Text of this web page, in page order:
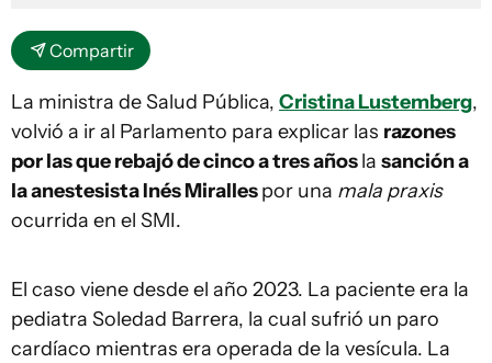
Compartir
La ministra de Salud Pública, Cristina Lustemberg,
volvió a ir al Parlamento para explicar las razones
por las que rebajó de cinco a tres añosla sanción a
la anestesista Inés Mirallespor una mala praxis
ocurrida en el SMI.
El caso viene desde el año 2023. La paciente era la
pediatra Soledad Barrera, la cual sufrió un paro
cardíaco mientras era operada de la vesícula. La